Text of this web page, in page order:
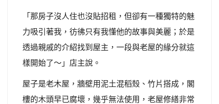
「那房子沒人住也沒貼招租，但卻有一種獨特的魅
力吸引著我，彷彿只有我懂他的故事與美麗；於是
透過親戚的介紹找到屋主，一段與老屋的緣分就這
樣開始了～」店主說。
屋子是老木屋，牆壁用泥土混稻殼、竹片搭成，閣
樓的木頭早已腐壞，幾乎無法使用，老屋修繕非常